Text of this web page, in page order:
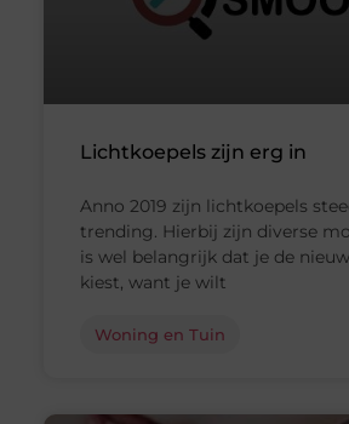
Lichtkoepels zijn erg in
Anno 2019 zijn lichtkoepels
trending. Hierbij zijn diverse
is wel belangrijk dat je de
kiest, want je wilt
Woning en Tuin